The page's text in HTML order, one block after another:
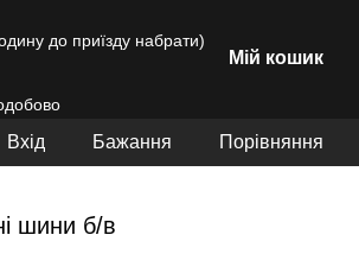
до приїзду набрати)
Мій кошик
Вхід Бажання Порівняння
шини б/в